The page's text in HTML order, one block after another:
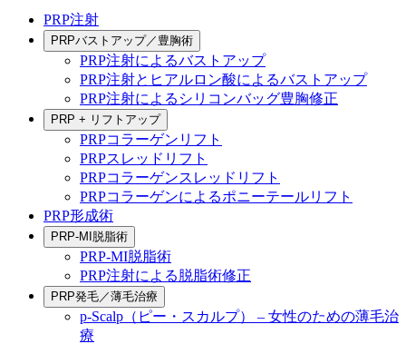
PRP注射
PRPバストアップ／豊胸術
PRP注射によるバストアップ
PRP注射とヒアルロン酸によるバストアップ
PRP注射によるシリコンバッグ豊胸修正
PRP + リフトアップ
PRPコラーゲンリフト
PRPスレッドリフト
PRPコラーゲンスレッドリフト
PRPコラーゲンによるポニーテールリフト
PRP形成術
PRP-MI脱脂術
PRP-MI脱脂術
PRP注射による脱脂術修正
PRP発毛／薄毛治療
p-Scalp（ピー・スカルプ） – 女性のための薄毛治
療